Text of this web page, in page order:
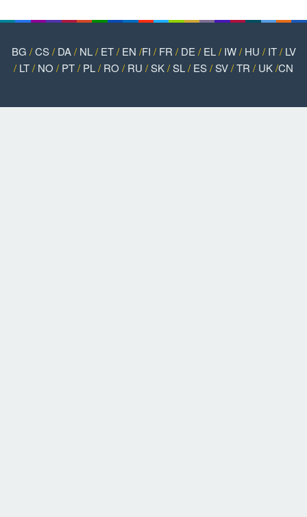
BG /CS/ DA/ NL/ ET/ EN /FI / FR / DE / EL/ IW/ HU / IT/ LV
/ LT/ NO / PT/ PL/ RO / RU /SK/SL/ ES/SV/TR / UK/CN